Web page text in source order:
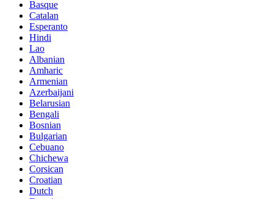
Basque
Catalan
Esperanto
Hindi
Lao
Albanian
Amharic
Armenian
Azerbaijani
Belarusian
Bengali
Bosnian
Bulgarian
Cebuano
Chichewa
Corsican
Croatian
Dutch